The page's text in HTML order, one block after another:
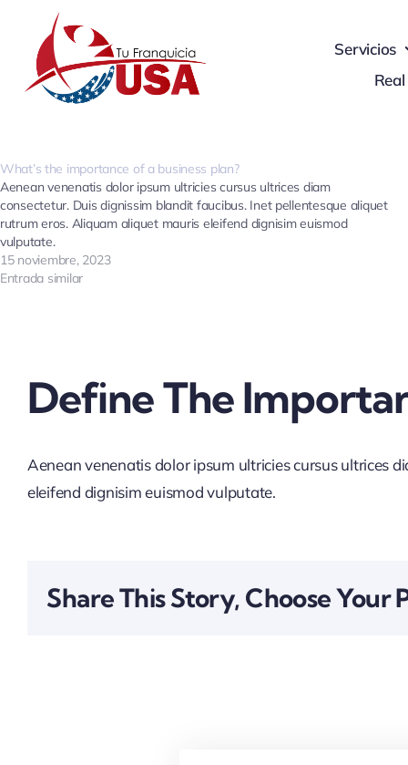
content
Servicios
What’s the importance of a business plan?
Aenean venenatis dolor ipsum ultricies cursus ultrices diam
consectetur. Duis dignissim blandit faucibus. Inet pellentesque aliquet
rutrum eros. Aliquam aliquet mauris eleifend dignisim euismod
vulputate.
15 noviembre, 2023
Entrada similar
Define The
Aenean venenatis dolor ipsum ultricies cursus ultrices
eleifend dignisim euismod vulputate.
Share This Story, Choose Your